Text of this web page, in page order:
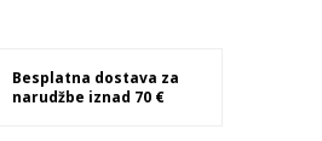
Besplatna dostava za
narudžbe iznad 70 €